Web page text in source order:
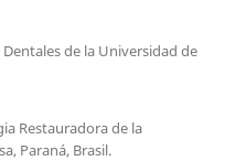
de la Universidad de
Restauradora de la
Paraná, Brasil.